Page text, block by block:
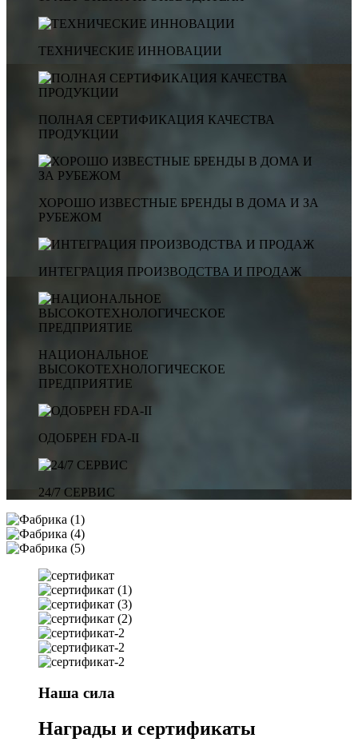
ТЕХНИЧЕСКИЕ ИННОВАЦИИ
ПОЛНАЯ СЕРТИФИКАЦИЯ КАЧЕСТВА
ПРОДУКЦИИ
ХОРОШО ИЗВЕСТНЫЕ БРЕНДЫ В ДОМА И ЗА
РУБЕЖОМ
ИНТЕГРАЦИЯ ПРОИЗВОДСТВА И ПРОДАЖ
НАЦИОНАЛЬНОЕ
ВЫСОКОТЕХНОЛОГИЧЕСКОЕ
ПРЕДПРИЯТИЕ
ОДОБРЕН FDA-II
24/7 СЕРВИС
Наша сила
Награды и сертификаты